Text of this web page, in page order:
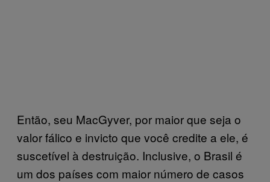
Então, seu MacGyver, por maior que seja o
valor fálico e invicto que você credite a ele, é
suscetível à destruição. Inclusive, o Brasil é
um dos países com maior número de casos